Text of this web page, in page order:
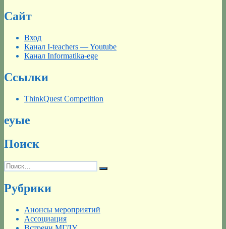
Сайт
Вход
Канал I-teachers — Youtube
Канал Informatika-ege
Ссылки
ThinkQuest Competition
еуые
Поиск
Искать:
Поиск
Рубрики
Анонсы мероприятий
Ассоциация